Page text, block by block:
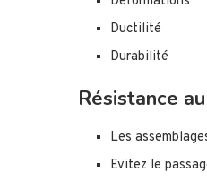
Ductilité
Durabilité
Résistance
Les
Evitez le